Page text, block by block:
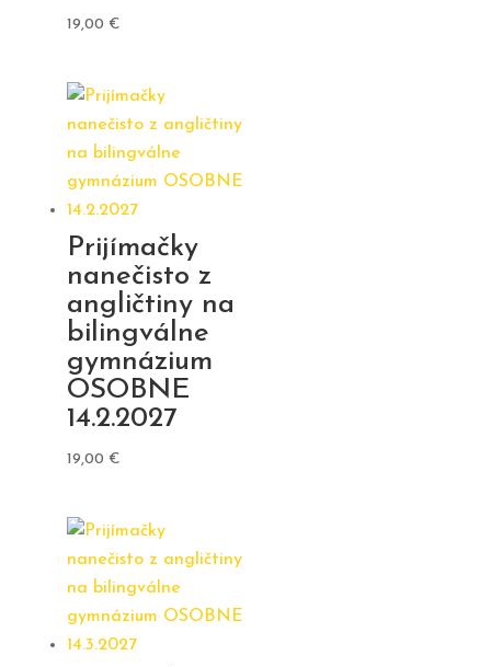
19,00 €
Prijímačky
nanečisto z
angličtiny na
bilingválne
gymnázium
OSOBNE
14.2.2027
19,00 €